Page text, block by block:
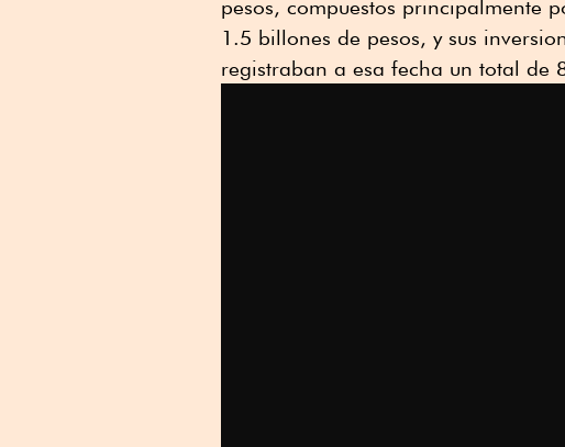
pesos, compuestos principalmente
1.5 billones de pesos, y sus
registraban a esa fecha un total de